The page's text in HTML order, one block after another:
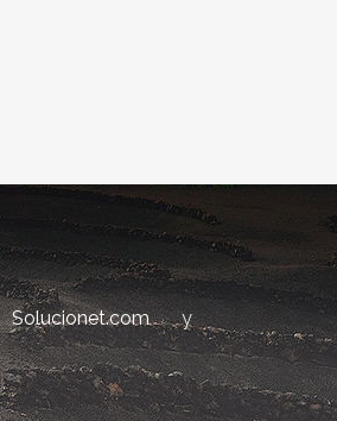
Solucionet.comy